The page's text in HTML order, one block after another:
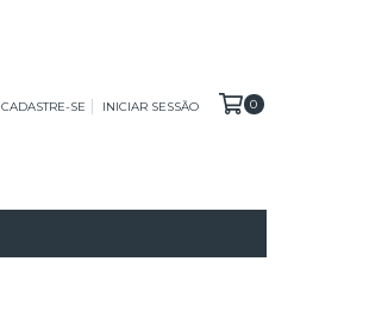
CADASTRE-SE INICIAR SESSÃO 0